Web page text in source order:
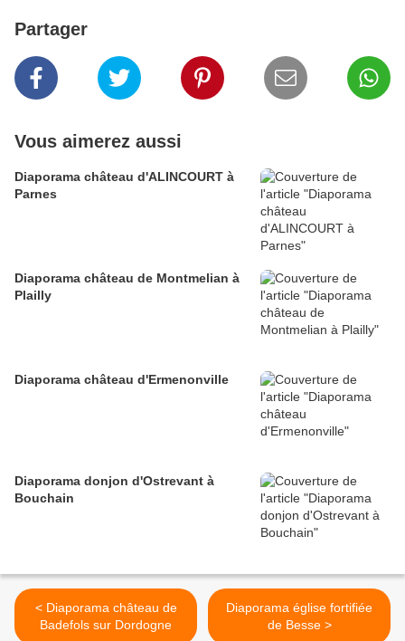
Partager
Vous aimerez aussi
Diaporama château d'ALINCOURT à
Parnes
Diaporama château de Montmelian à
Plailly
Diaporama château d'Ermenonville
Diaporama donjon d'Ostrevant à
Bouchain
< Diaporama château de
Badefols sur Dordogne
Diaporama église fortifiée
de Besse >